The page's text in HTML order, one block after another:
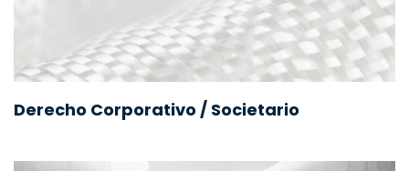
Derecho Corporativo / Societario